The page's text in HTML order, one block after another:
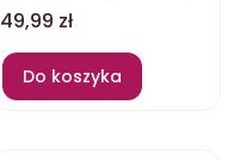
200ml
Cena
49,99 zł
Do koszyka